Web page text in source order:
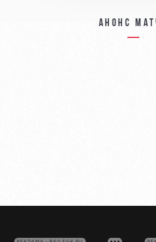
Анонс